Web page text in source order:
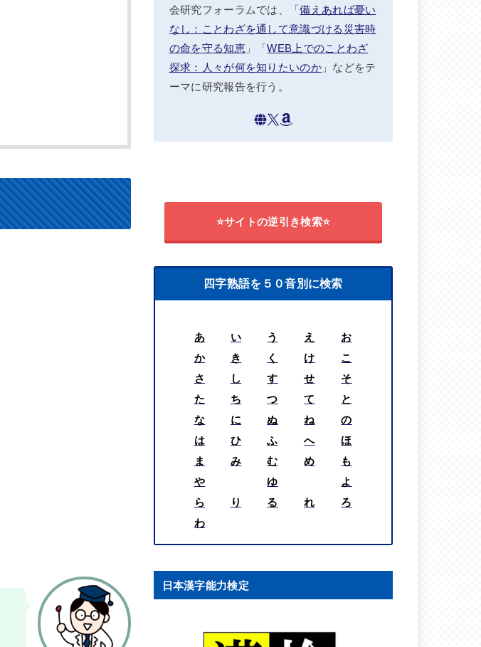
会研究フォーラムでは、「備えあれば憂い
なし：ことわざを通して意識づける災害時
の命を守る知恵」「WEB上でのことわざ
探求：人々が何を知りたいのか」などをテ
ーマに研究報告を行う。
⭐サイトの逆引き検索⭐
四字熟語を５０音別に検索
あ い う え
お
か
き く け
こ
さ
し す せ
そ
た
ち つ て
と
な
に ぬ ね
の
は
ひ ふ へ
ほ
ま
み む め
も
や
ゆ
よ
ら
り る れ
ろ
わ
日本漢字能力検定